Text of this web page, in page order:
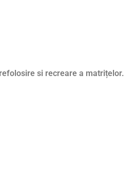
si recreare a matrițelor.